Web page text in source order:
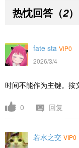
热忱回答 （2）
fate sta VIP0
2026/3/4
时间不能作为主键。
0 回复
若水之交 VIP0